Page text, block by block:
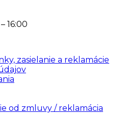
16:00
zasielanie a reklamácie
od zmluvy / reklamácia